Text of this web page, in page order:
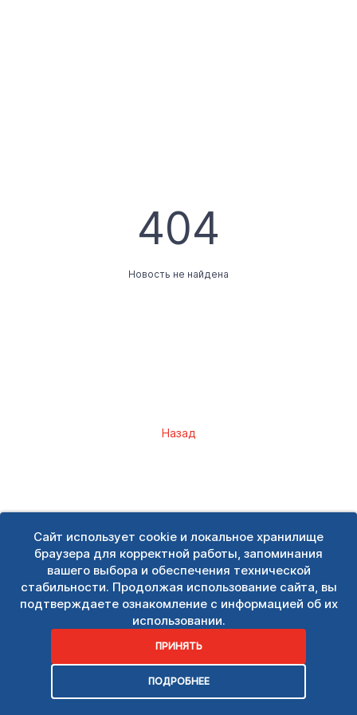
Сайт использует cookie и локальное хранилище
браузера для корректной работы, запоминания
вашего выбора и обеспечения технической
стабильности. Продолжая использование сайта, вы
подтверждаете ознакомление с информацией об их
использовании.
ПРИНЯТЬ
ПОДРОБНЕЕ
404
Новость не найдена
Назад